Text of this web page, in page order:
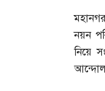
নয়ন
নিয়ে